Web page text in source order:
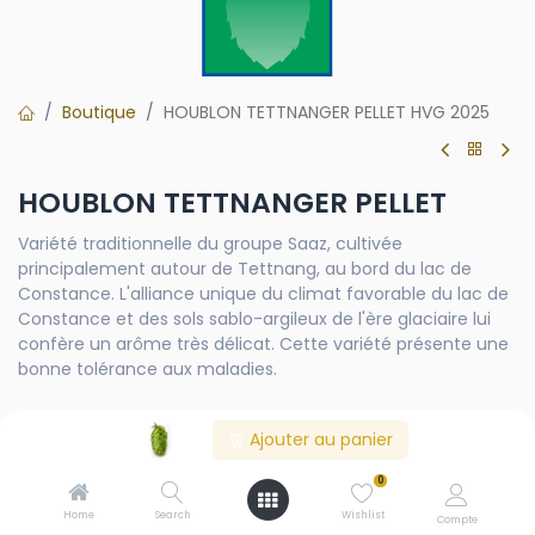
Ajouter au panier
Home Search
0
Wishlist Compte
Boutique HOUBLON TETTNANGER PELLET HVG 2025
HOUBLON TETTNANGER PELLET
Variété traditionnelle du groupe Saaz, cultivée
principalement autour de Tettnang, au bord du lac de
Constance. L'alliance unique du climat favorable du lac de
Constance et des sols sablo-argileux de l'ère glaciaire lui
confère un arôme très délicat. Cette variété présente une
bonne tolérance aux maladies.